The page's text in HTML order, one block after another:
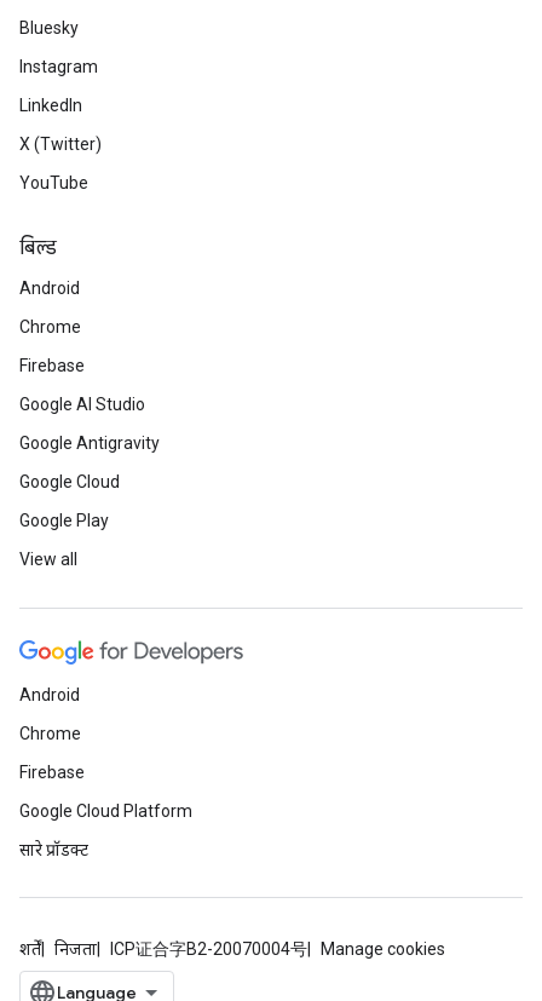
Bluesky
Instagram
LinkedIn
X (Twitter)
YouTube
बिल्ड
Android
Chrome
Firebase
Google AI Studio
Google Antigravity
Google Cloud
Google Play
View all
Android
Chrome
Firebase
Google Cloud Platform
सारे प्रॉडक्ट
शर्तें निजता ICP证合字B2-20070004号 Manage cookies